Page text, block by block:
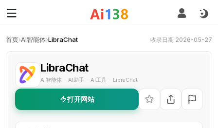
首页›AI智能体›LibraChat 收录日期 2026-05-27
LibraChat
AI智能体 AI助手 AI工具 LibraChat
打开网站